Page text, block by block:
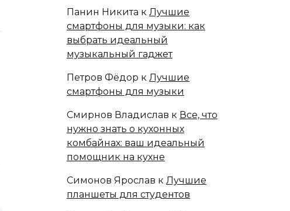
Панин Никита к Лучшие
смартфоны для музыки: как
выбрать идеальный
музыкальный гаджет
Петров Фёдор к Лучшие
смартфоны для музыки
Смирнов Владислав к Все, что
нужно знать о кухонных
комбайнах: ваш идеальный
помощник на кухне
Симонов Ярослав к Лучшие
планшеты для студентов